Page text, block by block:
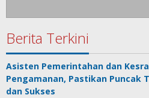
Berita Terkini
Asisten Pemerintahan dan
Pengamanan, Pastikan Puncak
dan Sukses